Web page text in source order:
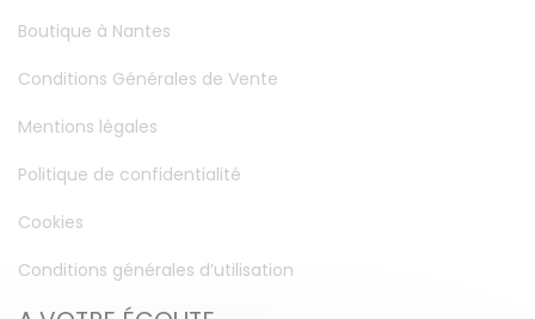
Boutique à Nantes
Conditions Générales de Vente
Mentions légales
Politique de confidentialité
Cookies
Conditions générales d’utilisation